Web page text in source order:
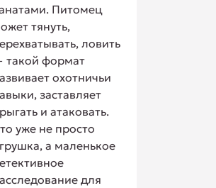
Питомец
тянуть,
ловить
такой формат
охотничьи
заставляет
и атаковать.
уже не просто
а маленькое
для